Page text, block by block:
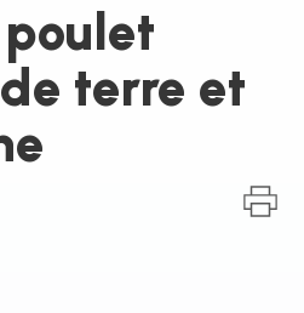
terre et